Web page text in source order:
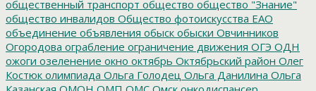
общественный транспорт общество общество "Знание"
общество инвалидов Общество фотоискусства ЕАО
объединение объявления обыск обыски Овчинников
Огородова ограбление ограничение движения ОГЭ ОДН
ожоги озеленение окно октябрь Октябрьский район Олег
Костюк олимпиада Ольга Голодец Ольга Данилина Ольга